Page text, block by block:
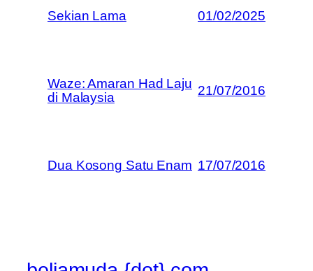
Sekian Lama 01/02/2025
Waze: Amaran Had Laju
di Malaysia
21/07/2016
Dua Kosong Satu Enam 17/07/2016